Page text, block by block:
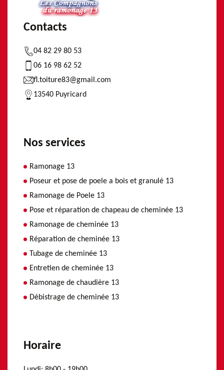
Contacts
04 82 29 80 53
06 16 98 62 52
fl.toiture83@gmail.com
13540 Puyricard
Nos services
Ramonage 13
Poseur et pose de poele a bois et granulé 13
Ramonage de Poele 13
Pose et réparation de chapeau de cheminée 13
Ramonage de cheminée 13
Réparation de cheminée 13
Tubage de cheminée 13
Entretien de cheminée 13
Ramonage de chaudière 13
Débistrage de cheminée 13
Horaire